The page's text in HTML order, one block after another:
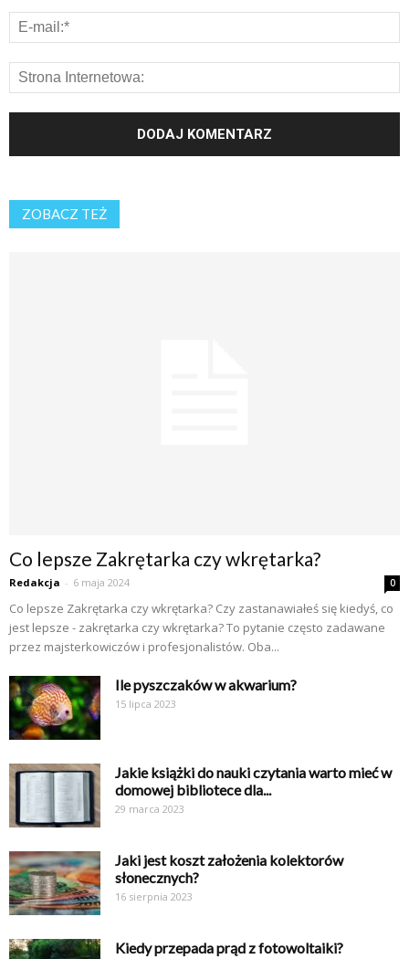
ZOBACZ TEŻ
Co lepsze Zakrętarka czy wkrętarka?
Redakcja - 6 maja 2024 0
Co lepsze Zakrętarka czy wkrętarka? Czy zastanawiałeś się kiedyś, co
jest lepsze - zakrętarka czy wkrętarka? To pytanie często zadawane
przez majsterkowiczów i profesjonalistów. Oba...
Ile pyszczaków w akwarium?
15 lipca 2023
Jakie książki do nauki czytania warto mieć w
domowej bibliotece dla...
29 marca 2023
Jaki jest koszt założenia kolektorów
słonecznych?
16 sierpnia 2023
Kiedy przepada prąd z fotowoltaiki?